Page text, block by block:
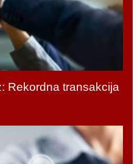
Rekordna transakcija